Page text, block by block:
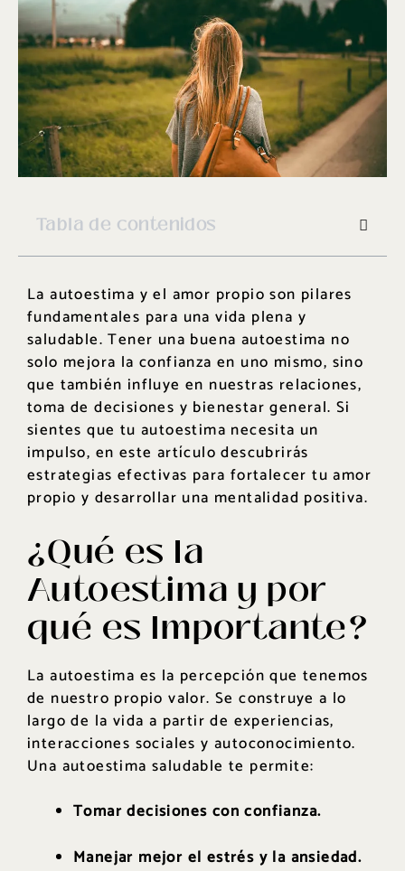
Tabla de contenidos
La autoestima y el amor propio son pilares
fundamentales para una vida plena y
saludable. Tener una buena autoestima no
solo mejora la confianza en uno mismo, sino
que también influye en nuestras relaciones,
toma de decisiones y bienestar general. Si
sientes que tu autoestima necesita un
impulso, en este artículo descubrirás
estrategias efectivas para fortalecer tu amor
propio y desarrollar una mentalidad positiva.
¿Qué es la
Autoestima y por
qué es Importante?
La autoestima es la percepción que tenemos
de nuestro propio valor. Se construye a lo
largo de la vida a partir de experiencias,
interacciones sociales y autoconocimiento.
Una autoestima saludable te permite:
Tomar decisiones con confianza.
Manejar mejor el estrés y la ansiedad.